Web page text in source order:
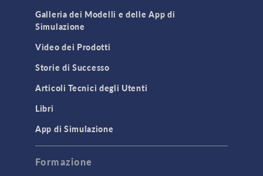
Galleria dei Modelli e delle App di
Simulazione
Video dei Prodotti
Storie di Successo
Articoli Tecnici degli Utenti
Libri
App di Simulazione
Formazione